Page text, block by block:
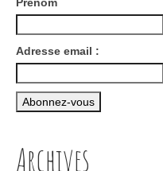
Adresse email :
Archives